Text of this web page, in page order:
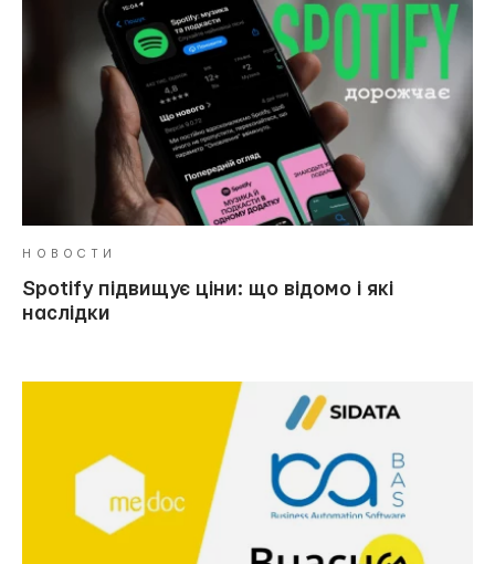
НОВОСТИ
Spotify підвищує ціни: що відомо і які
наслідки